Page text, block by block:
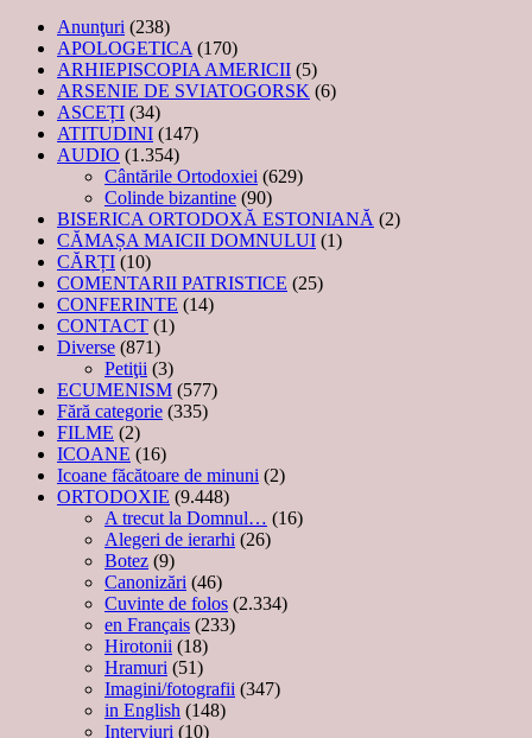
Anunţuri (238)
APOLOGETICA (170)
ARHIEPISCOPIA AMERICII (5)
ARSENIE DE SVIATOGORSK (6)
ASCEȚI (34)
ATITUDINI (147)
AUDIO (1.354)
Cântările Ortodoxiei (629)
Colinde bizantine (90)
BISERICA ORTODOXĂ ESTONIANĂ (2)
CĂMAȘA MAICII DOMNULUI (1)
CĂRȚI (10)
COMENTARII PATRISTICE (25)
CONFERINTE (14)
CONTACT (1)
Diverse (871)
Petiţii (3)
ECUMENISM (577)
Fără categorie (335)
FILME (2)
ICOANE (16)
Icoane făcătoare de minuni (2)
ORTODOXIE (9.448)
A trecut la Domnul… (16)
Alegeri de ierarhi (26)
Botez (9)
Canonizări (46)
Cuvinte de folos (2.334)
en Français (233)
Hirotonii (18)
Hramuri (51)
Imagini/fotografii (347)
in English (148)
Interviuri (10)